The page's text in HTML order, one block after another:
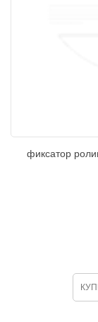
фиксатор